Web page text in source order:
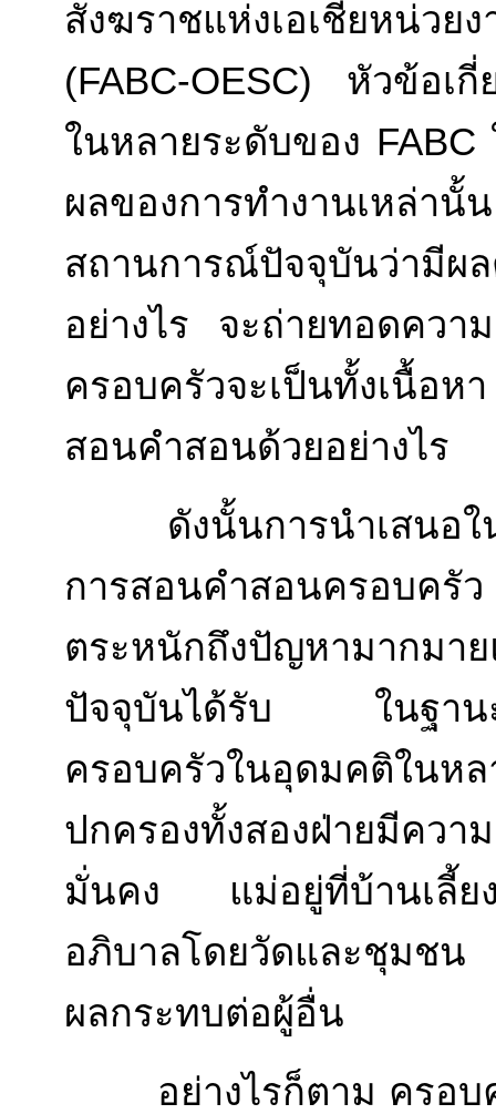
สังฆราชแห่งเอเชียหน่วย
(FABC-OESC) หัวข้อเ
ในหลายระดับของ
ผลของการทำงานเ
สถานการณ์ปัจจุบันว่ามีผล
อย่างไร จะถ่ายทอดควา
ครอบครัวจะเป็นทั้งเนื้
สอนคำสอนด้วยอย่างไร
ดังนั้นการนำเสนอใน
การสอนคำสอนครอบครั
ตระหนักถึงปัญหามากมา
ปัจจุบันได้รับ ในฐานะพ
ครอบครัวในอุดมคติใ
ปกครองทั้งสองฝ่ายมีคว
มั่นคง แม่อยู่ที่บ้านเลี้ย
อภิบาลโดยวัดและชุมชน
ผลกระทบต่อผู้อื่น
อย่างไรก็ตาม ครอบค